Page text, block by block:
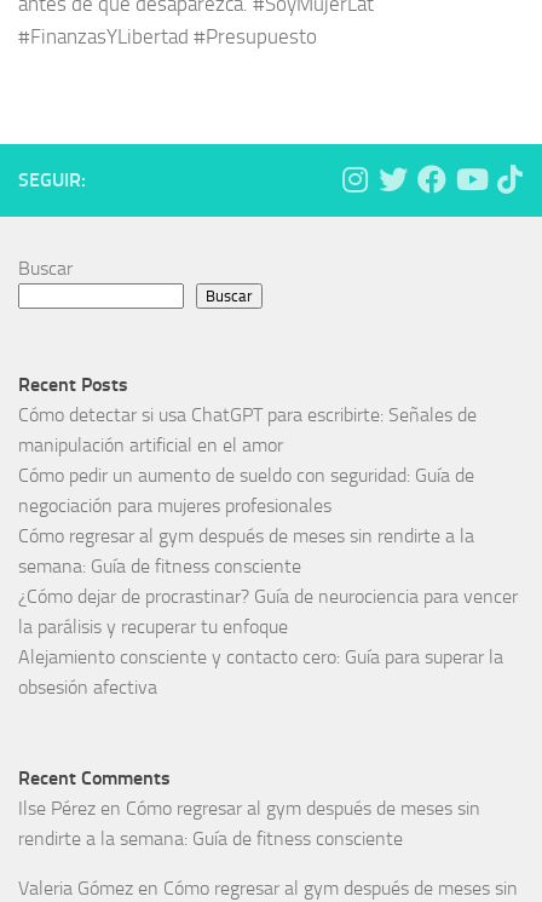
#FinanzasYLibertad #Presupuesto
SEGUIR:
Buscar
Buscar
Recent Posts
Cómo detectar si usa ChatGPT para escribirte: Señales de
manipulación artificial en el amor
Cómo pedir un aumento de sueldo con seguridad: Guía de
negociación para mujeres profesionales
Cómo regresar al gym después de meses sin rendirte a la
semana: Guía de fitness consciente
¿Cómo dejar de procrastinar? Guía de neurociencia para vencer
la parálisis y recuperar tu enfoque
Alejamiento consciente y contacto cero: Guía para superar la
obsesión afectiva
Recent Comments
Ilse Pérez en Cómo regresar al gym después de meses sin
rendirte a la semana: Guía de fitness consciente
Valeria Gómez en Cómo regresar al gym después de meses sin